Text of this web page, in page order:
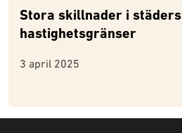
Stora skillnader i städers
hastighetsgränser
3 april 2025